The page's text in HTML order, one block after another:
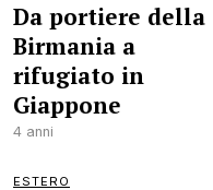
Da portiere della
Birmania a
rifugiato in
Giappone
4 anni
ESTERO